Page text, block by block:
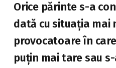
Orice părinte s-a
dată cu situația mai
provocatoare în
puțin mai tare sau